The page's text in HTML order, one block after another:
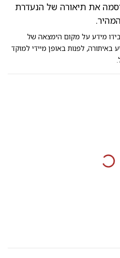
את תיאורה של הנעדרת
מידע על מקום הימצאה של
באיתורה, לפנות באופן מיידי למוקד